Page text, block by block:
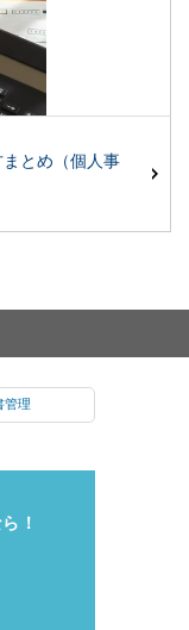
まとめ（個人事
管理
！